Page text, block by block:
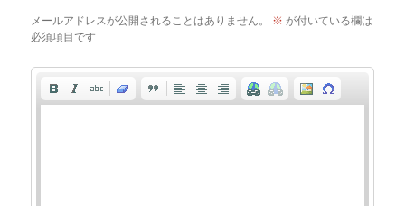
メールアドレスが公開されることはありません。 ※ が付いている欄は
必須項目です